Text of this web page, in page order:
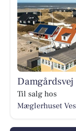
Til salg hos
Mæglerhuset